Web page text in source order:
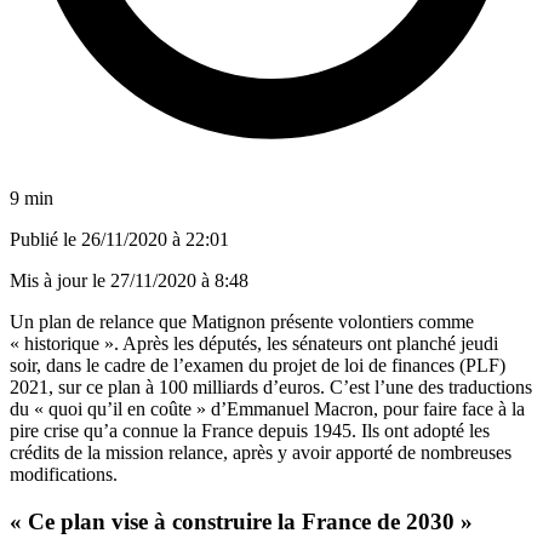
9 min
Publié le 26/11/2020 à 22:01
Mis à jour le 27/11/2020 à 8:48
Un plan de relance que Matignon présente volontiers comme
« historique ». Après les députés, les sénateurs ont planché jeudi
soir, dans le cadre de l’examen du projet de loi de finances (PLF)
2021, sur ce plan à 100 milliards d’euros. C’est l’une des traductions
du « quoi qu’il en coûte » d’Emmanuel Macron, pour faire face à la
pire crise qu’a connue la France depuis 1945. Ils ont adopté les
crédits de la mission relance, après y avoir apporté de nombreuses
modifications.
« Ce plan vise à construire la France de 2030 »